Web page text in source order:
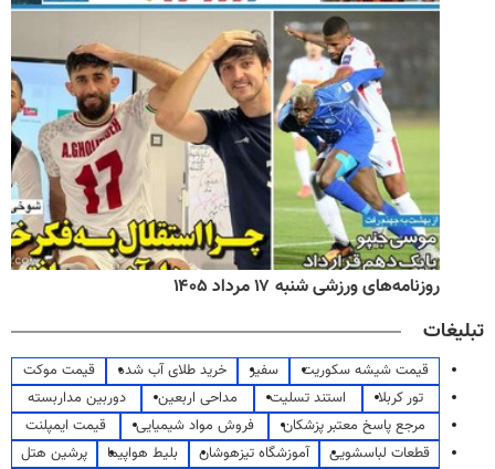
روزنامه‌های ورزشی شنبه ۱۷ مرداد ۱۴۰۵
تبلیغات
قیمت شیشه سکوریت سفیر خرید طلای آب شده
قیمت موکت
تور کربلا
استند تسلیت مداحی اربعین
دوربین مداربسته
مرجع پاسخ معتبر پزشکان
فروش مواد شیمیایی
قیمت ایمپلنت
قطعات لباسشویی
آموزشگاه تیزهوشان بلیط هواپیما
پرشین هتل